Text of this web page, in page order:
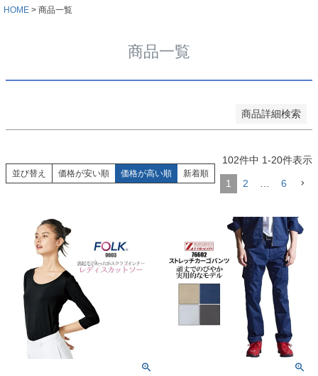
HOME 商品一覧
商品一覧
商品詳細検索
価格が高い順
キーワードヒット順
検索
並び替え 価格が安い順 価格が高い順 新着順
102件中 1-20件表示
1 2 … 6